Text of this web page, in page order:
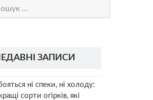
ЗАПИСИ
ні спеки, ні холоду:
сорти огірків, які